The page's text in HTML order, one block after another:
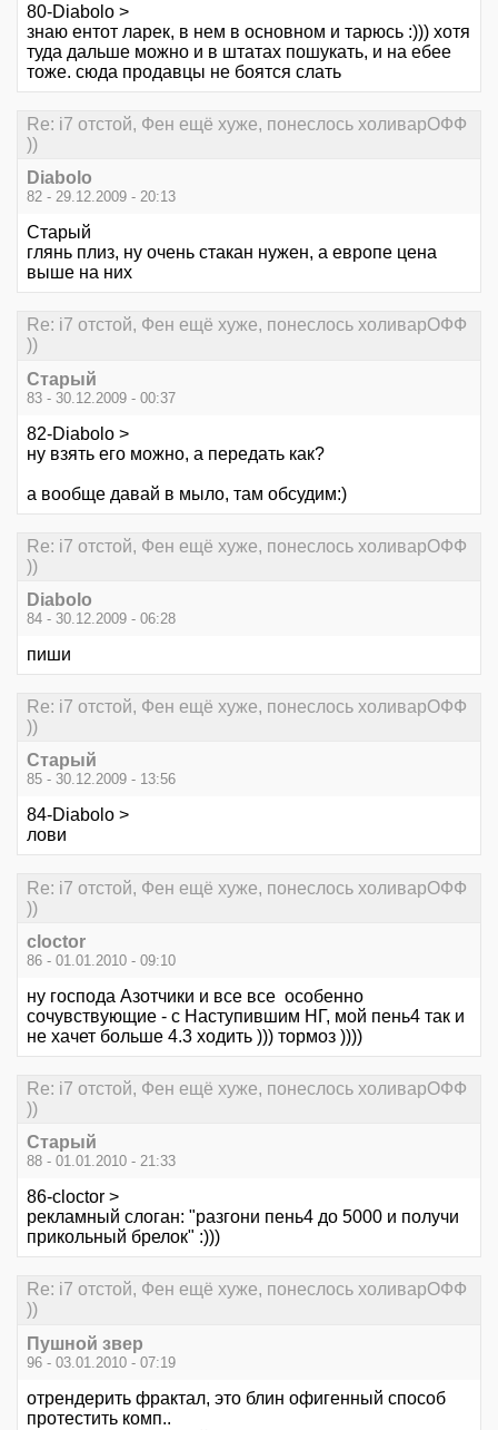
80-Diabolo >
знаю ентот ларек, в нем в основном и тарюсь :))) хотя
туда дальше можно и в штатах пошукать, и на ебее
тоже. сюда продавцы не боятся слать
Re: i7 отстой, Фен ещё хуже, понеслось холиварОФФ
))
Diabolo
82 - 29.12.2009 - 20:13
Старый
глянь плиз, ну очень стакан нужен, а европе цена
выше на них
Re: i7 отстой, Фен ещё хуже, понеслось холиварОФФ
))
Старый
83 - 30.12.2009 - 00:37
82-Diabolo >
ну взять его можно, а передать как?
а вообще давай в мыло, там обсудим:)
Re: i7 отстой, Фен ещё хуже, понеслось холиварОФФ
))
Diabolo
84 - 30.12.2009 - 06:28
пиши
Re: i7 отстой, Фен ещё хуже, понеслось холиварОФФ
))
Старый
85 - 30.12.2009 - 13:56
84-Diabolo >
лови
Re: i7 отстой, Фен ещё хуже, понеслось холиварОФФ
))
cloctor
86 - 01.01.2010 - 09:10
ну господа Азотчики и все все особенно
сочувствующие - с Наступившим НГ, мой пень4 так и
не хачет больше 4.3 ходить ))) тормоз ))))
Re: i7 отстой, Фен ещё хуже, понеслось холиварОФФ
))
Старый
88 - 01.01.2010 - 21:33
86-cloctor >
рекламный слоган: "разгони пень4 до 5000 и получи
прикольный брелок" :)))
Re: i7 отстой, Фен ещё хуже, понеслось холиварОФФ
))
Пушной звер
96 - 03.01.2010 - 07:19
отрендерить фрактал, это блин офигенный способ
протестить комп..